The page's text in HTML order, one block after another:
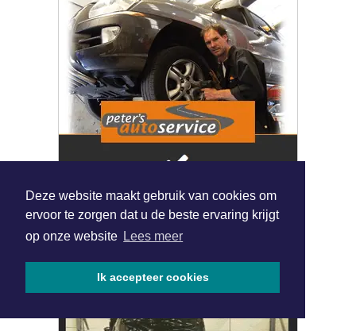
Deze website maakt gebruik van cookies om
ervoor te zorgen dat u de beste ervaring krijgt
op onze website Lees meer
Ik accepteer cookies